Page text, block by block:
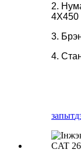
2.
4X450
3.
4.
запыт